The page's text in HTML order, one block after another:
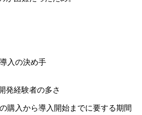
導入の決め手
発経験者の多さ
の購入から導入開始までに要する期間